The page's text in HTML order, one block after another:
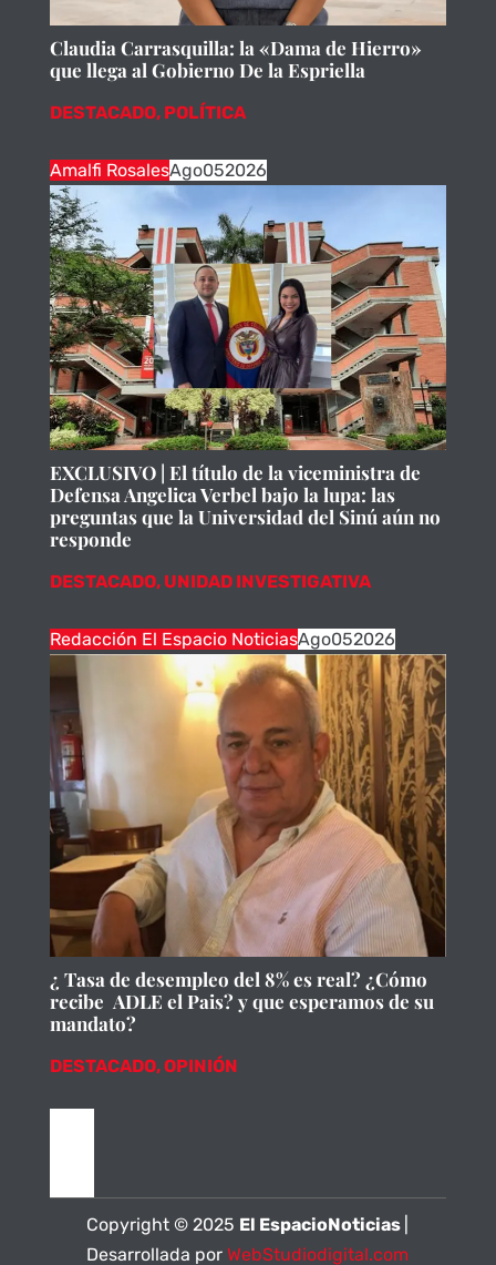
Claudia Carrasquilla: la «Dama de Hierro»
que llega al Gobierno De la Espriella
DESTACADO, POLÍTICA
Amalfi RosalesAgo052026
EXCLUSIVO | El título de la viceministra de
Defensa Angelica Verbel bajo la lupa: las
preguntas que la Universidad del Sinú aún no
responde
DESTACADO, UNIDAD INVESTIGATIVA
Redacción El Espacio NoticiasAgo052026
¿ Tasa de desempleo del 8% es real? ¿Cómo
recibe ADLE el Pais? y que esperamos de su
mandato?
DESTACADO,OPINIÓN
Copyright © 2025 El EspacioNoticias
Desarrollada porWebStudiodigital.com